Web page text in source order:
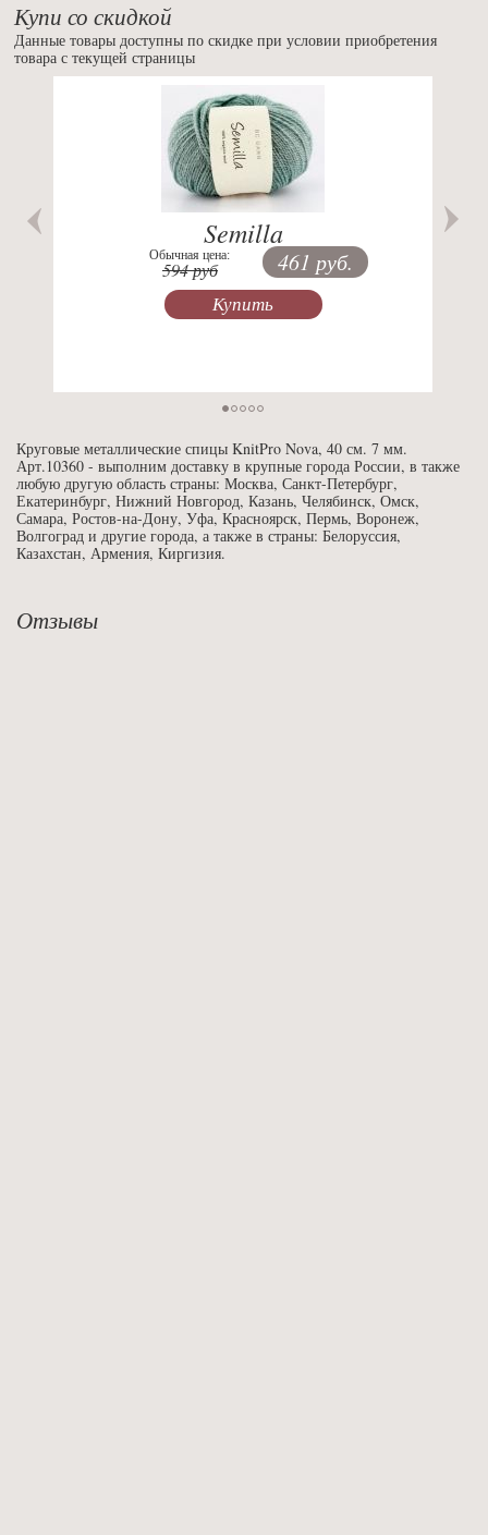
Купи со скидкой
Данные товары доступны по скидке при условии приобретения
товара с текущей страницы
Semilla
Обычная цена:
594 руб 461 руб.
Купить
Круговые металлические спицы KnitPro Nova, 40 см. 7 мм.
Арт.10360 - выполним доставку в крупные города России, в также
любую другую область страны: Москва, Санкт-Петербург,
Екатеринбург, Нижний Новгород, Казань, Челябинск, Омск,
Самара, Ростов-на-Дону, Уфа, Красноярск, Пермь, Воронеж,
Волгоград и другие города, а также в страны: Белоруссия,
Казахстан, Армения, Киргизия.
Отзывы